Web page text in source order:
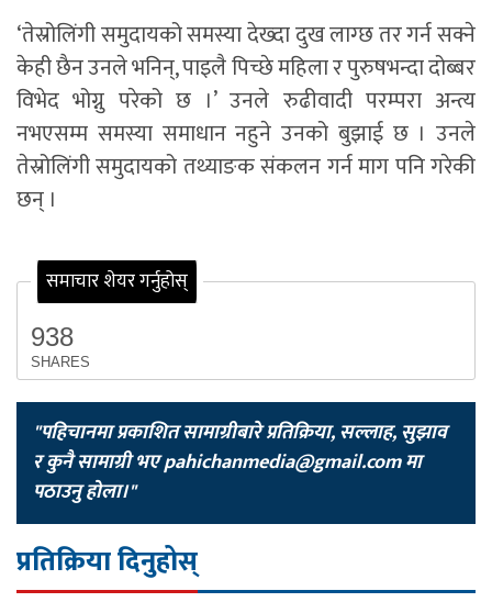
‘तेस्रोलिंगी समुदायको समस्या देख्दा दुख लाग्छ तर गर्न सक्ने
केही छैन उनले भनिन्, पाइलै पिच्छे महिला र पुरुषभन्दा दोब्बर
विभेद भोग्नु परेको छ ।’ उनले रुढीवादी परम्परा अन्त्य
नभएसम्म समस्या समाधान नहुने उनको बुझाई छ । उनले
तेस्रोलिंगी समुदायको तथ्याङक संकलन गर्न माग पनि गरेकी
छन् ।
समाचार शेयर गर्नुहोस्
938
SHARES
"पहिचानमा प्रकाशित सामाग्रीबारे प्रतिक्रिया, सल्लाह, सुझाव
र कुनै सामाग्री भएpahichanmedia@gmail.comमा
पठाउनु होला।"
प्रतिक्रिया दिनुहोस्